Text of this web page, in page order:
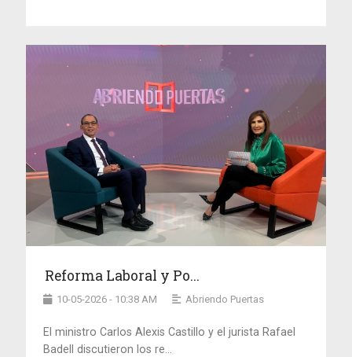
Reforma Laboral y Po...
10-05-2026 - 10:38 AM Abriendo Puertas
El ministro Carlos Alexis Castillo y el jurista Rafael
Badell discutieron los re...